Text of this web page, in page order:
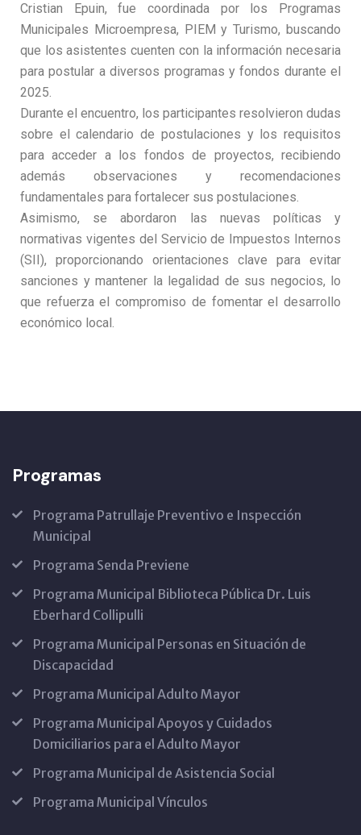
Cristian Epuin, fue coordinada por los Programas
Municipales Microempresa, PIEM y Turismo, buscando
que los asistentes cuenten con la información necesaria
para postular a diversos programas y fondos durante el
2025.
Durante el encuentro, los participantes resolvieron dudas
sobre el calendario de postulaciones y los requisitos
para acceder a los fondos de proyectos, recibiendo
además observaciones y recomendaciones
fundamentales para fortalecer sus postulaciones.
Asimismo, se abordaron las nuevas políticas y
normativas vigentes del Servicio de Impuestos Internos
(SII), proporcionando orientaciones clave para evitar
sanciones y mantener la legalidad de sus negocios, lo
que refuerza el compromiso de fomentar el desarrollo
económico local.
Programas
Programa Patrullaje Preventivo e Inspección
Municipal
Programa Senda Previene
Programa Municipal Biblioteca Pública Dr. Luis
Eberhard Collipulli
Programa Municipal Personas en Situación de
Discapacidad
Programa Municipal Adulto Mayor
Programa Municipal Apoyos y Cuidados
Domiciliarios para el Adulto Mayor
Programa Municipal de Asistencia Social
Programa Municipal Vínculos